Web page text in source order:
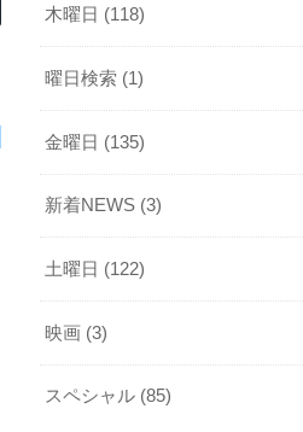
木曜日 (118)
曜日検索 (1)
金曜日 (135)
新着NEWS (3)
土曜日 (122)
映画 (3)
スペシャル (85)